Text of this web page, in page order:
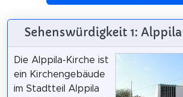
Sehenswürdigkeit 1:
Die Alppila-Kirche ist
ein Kirchengebäude
im Stadtteil Alppila